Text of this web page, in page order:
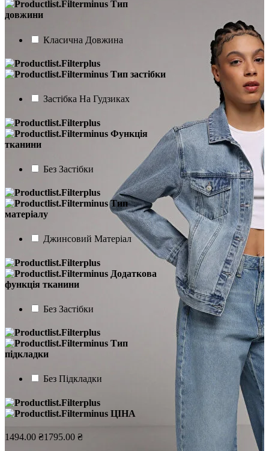
Тип
довжини
Класична Довжина
Тип застібки
Застібка На Гудзиках
Функція
тканини
Без Застібки
Тип
матеріалу
Джинсовий Матеріал
Додаткова
функція тканини
Без Застібки
Тип
підкладки
Без Підкладки
ЦІНА
1494.00 ₴1795.00 ₴